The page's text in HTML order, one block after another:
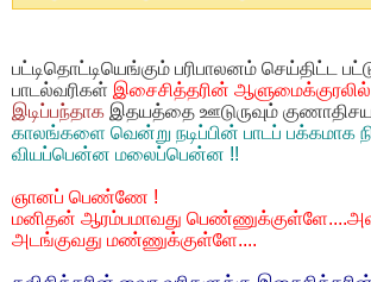
பட்டிதொட்டியெங்கும் பரிபாலனம் செய்திட்ட
பாடல்வரிகள் இசைசித்தரின் ஆளுமைக்குரலில்
இடிப்பந்தாக இதயத்தை ஊடுருவும் குணாதிசய
காலங்களை வென்று நடிப்பின் பாடப் பக்கமாக
வியப்பென்ன மலைப்பென்ன !!
ஞானப் பெண்ணே !
மனிதன் ஆரம்பமாவது
அடங்குவது மண்ணுக்குள்ளே....